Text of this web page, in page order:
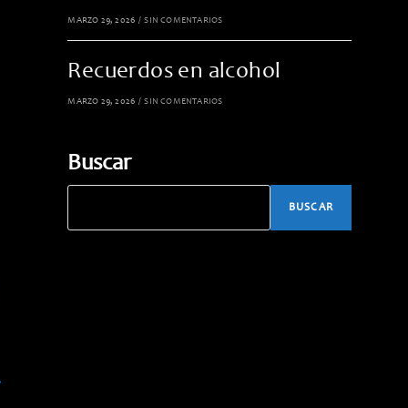
MARZO 29, 2026 / SIN COMENTARIOS
Recuerdos en alcohol
MARZO 29, 2026 / SIN COMENTARIOS
Buscar
BUSCAR